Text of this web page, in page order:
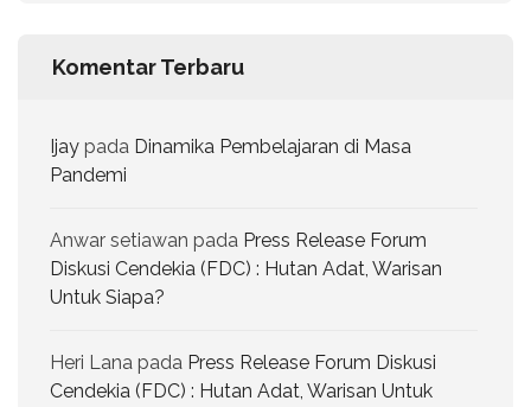
Komentar Terbaru
Ijay pada Dinamika Pembelajaran di Masa
Pandemi
Anwar setiawan pada Press Release Forum
Diskusi Cendekia (FDC) : Hutan Adat, Warisan
Untuk Siapa?
Heri Lana pada Press Release Forum Diskusi
Cendekia (FDC) : Hutan Adat, Warisan Untuk